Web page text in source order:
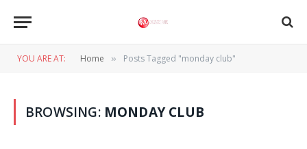
YOU ARE AT: Home » Posts Tagged "monday club"
BROWSING: MONDAY CLUB